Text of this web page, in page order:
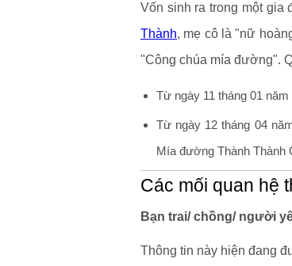
Vốn sinh ra trong một gia
Thành, mẹ cô là "nữ
"Công chúa mía đường".
Từ ngày 11 tháng 01
Từ ngày 12 tháng 04
Mía đường Thành Thành
Các mối quan hệ
Bạn trai/ chồng/ người
Thông tin này hiện đang